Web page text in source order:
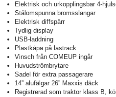
Elektrisk och urkopplingsbar 4-
Stålomspunna bromsslangar
Elektrisk diffspärr
Tydlig display
USB-laddning
Plastkåpa på lastrack
Vinsch från COMEUP ingår
Huvudströmbrytare
Sadel för extra passagerare
14” alufälgar 26” Maxxis däck
Registrerad som traktor klass B,